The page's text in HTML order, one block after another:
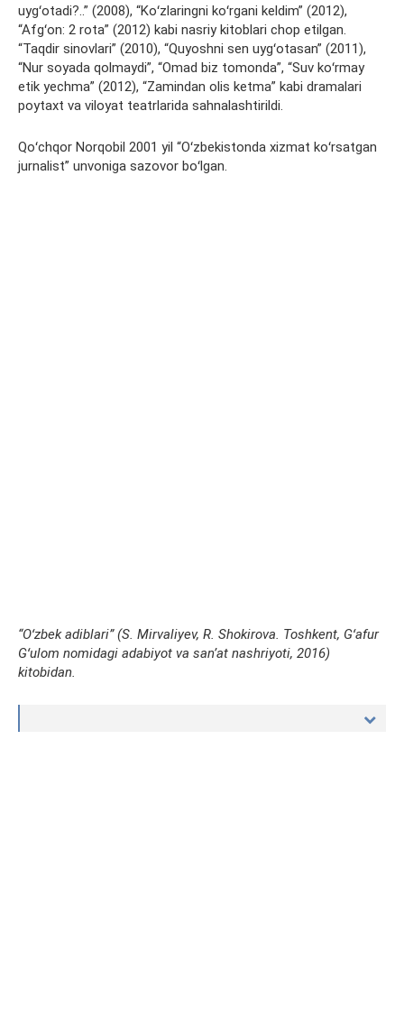
uygʻotadi?..” (2008), “Koʻzlaringni koʻrgani keldim” (2012),
“Afgʻon: 2 rota” (2012) kabi nasriy kitoblari chop etilgan.
“Taqdir sinovlari” (2010), “Quyoshni sen uygʻotasan” (2011),
“Nur soyada qolmaydi”, “Omad biz tomonda”, “Suv koʻrmay
etik yechma” (2012), “Zamindan olis ketma” kabi dramalari
poytaxt va viloyat teatrlarida sahnalashtirildi.
Qoʻchqor Norqobil 2001 yil “Oʻzbekistonda xizmat koʻrsatgan
jurnalist” unvoniga sazovor boʻlgan.
“Oʻzbek adiblari” (S. Mirvaliyev, R. Shokirova. Toshkent, Gʻafur
Gʻulom nomidagi adabiyot va sanʼat nashriyoti, 2016)
kitobidan.